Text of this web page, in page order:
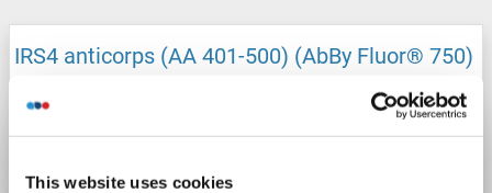
This website uses cookies
IRS4 anticorps (AA 401-500) (AbBy Fluor® 750)
Hôte: Lapin
N° du produit ABIN5005582